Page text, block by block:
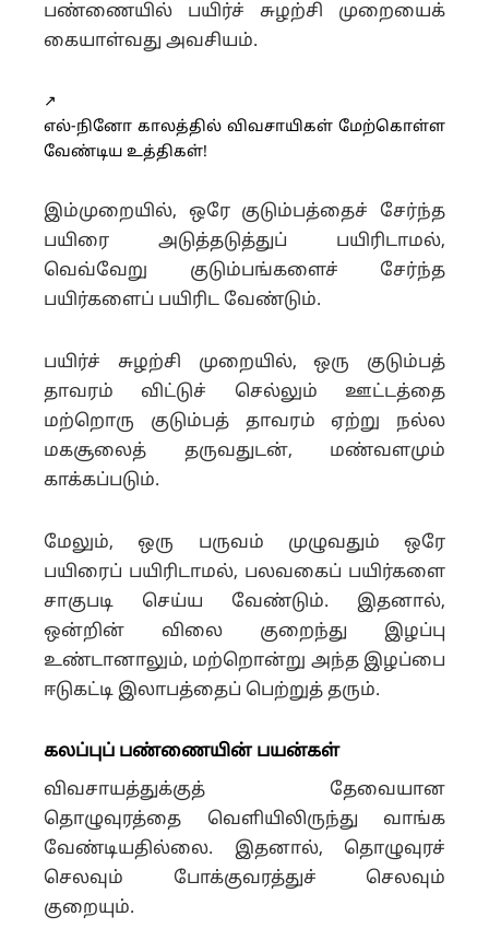
பண்ணையில் பயிர்ச் சுழற்சி முறையைக்
கையாள்வது அவசியம்.
↗️
எல்-நினோ காலத்தில் விவசாயிகள் மேற்கொள்ள
வேண்டிய உத்திகள்!
இம்முறையில், ஒரே குடும்பத்தைச் சேர்ந்த
பயிரை அடுத்தடுத்துப் பயிரிடாமல்,
வெவ்வேறு குடும்பங்களைச் சேர்ந்த
பயிர்களைப் பயிரிட வேண்டும்.
பயிர்ச் சுழற்சி முறையில், ஒரு குடும்பத்
தாவரம் விட்டுச் செல்லும் ஊட்டத்தை
மற்றொரு குடும்பத் தாவரம் ஏற்று நல்ல
மகசூலைத் தருவதுடன், மண்வளமும்
காக்கப்படும்.
மேலும், ஒரு பருவம் முழுவதும் ஒரே
பயிரைப் பயிரிடாமல், பலவகைப் பயிர்களை
சாகுபடி செய்ய வேண்டும். இதனால்,
ஒன்றின் விலை குறைந்து இழப்பு
உண்டானாலும், மற்றொன்று அந்த இழப்பை
ஈடுகட்டி இலாபத்தைப் பெற்றுத் தரும்.
கலப்புப் பண்ணையின் பயன்கள்
விவசாயத்துக்குத் தேவையான
தொழுவுரத்தை வெளியிலிருந்து வாங்க
வேண்டியதில்லை. இதனால், தொழுவுரச்
செலவும் போக்குவரத்துச் செலவும்
குறையும்.